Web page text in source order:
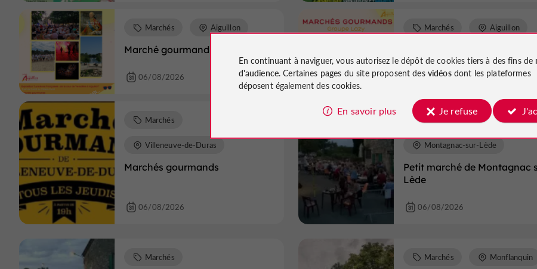
Marché gourmand
Marchés Aiguillon
06/08/2026
Marchés Aiguillon
06/08/2026
Marchés gourmands
Marchés
Villeneuve-de-Duras
06/08/2026
Petit marché de Montagnac
Lède
Montagnac-sur-Lède
06/08/2026
Marchés Marchés Monflanquin
En continuant à naviguer, vous autorisez le dépôt de cookies tiers à des fins de
d'audience. Certaines pages du site proposent des vidéosdont les plateformes
déposent également des cookies.
En savoir plus Je refuse